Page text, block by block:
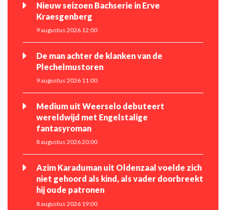
Nieuw seizoen Bachserie in Erve
Kraesgenberg
9 augustus 2026 12:00
De man achter de klanken van de
Plechelmustoren
9 augustus 2026 11:00
Medium uit Weerselo debuteert
wereldwijd met Engelstalige
fantasyroman
8 augustus 2026 20:00
Azim Karaduman uit Oldenzaal voelde zich
niet gehoord als kind, als vader doorbreekt
hij oude patronen
8 augustus 2026 19:00